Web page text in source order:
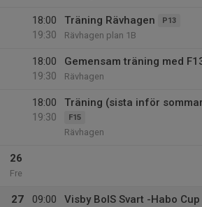
18:00
19:30
Träning Rävhagen P13
Rävhagen plan 1B
18:00
19:30
Gemensam träning med
Rävhagen
18:00
19:30
Träning (sista inför
F15
Rävhagen
26
Fre
27
09:00
Visby BoIS Svart -Habo Cup